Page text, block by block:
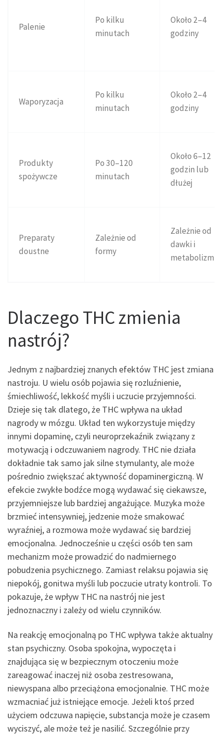
Palenie
Po kilku
minutach
Około 2–4
godziny
Waporyzacja
Po kilku
minutach
Około 2–4
godziny
Produkty
spożywcze
Po 30–120
minutach
Około 6–12
godzin lub
dłużej
Preparaty
doustne
Zależnie od
formy
Zależnie od
dawki i
metabolizmu
Dlaczego THC zmienia
nastrój?
Jednym z najbardziej znanych efektów THC jest zmiana
nastroju. U wielu osób pojawia się rozluźnienie,
śmiechliwość, lekkość myśli i uczucie przyjemności.
Dzieje się tak dlatego, że THC wpływa na układ
nagrody w mózgu. Układ ten wykorzystuje między
innymi dopaminę, czyli neuroprzekaźnik związany z
motywacją i odczuwaniem nagrody. THC nie działa
dokładnie tak samo jak silne stymulanty, ale może
pośrednio zwiększać aktywność dopaminergiczną. W
efekcie zwykłe bodźce mogą wydawać się ciekawsze,
przyjemniejsze lub bardziej angażujące. Muzyka może
brzmieć intensywniej, jedzenie może smakować
wyraźniej, a rozmowa może wydawać się bardziej
emocjonalna. Jednocześnie u części osób ten sam
mechanizm może prowadzić do nadmiernego
pobudzenia psychicznego. Zamiast relaksu pojawia się
niepokój, gonitwa myśli lub poczucie utraty kontroli. To
pokazuje, że wpływ THC na nastrój nie jest
jednoznaczny i zależy od wielu czynników.
Na reakcję emocjonalną po THC wpływa także aktualny
stan psychiczny. Osoba spokojna, wypoczęta i
znajdująca się w bezpiecznym otoczeniu może
zareagować inaczej niż osoba zestresowana,
niewyspana albo przeciążona emocjonalnie. THC może
wzmacniać już istniejące emocje. Jeżeli ktoś przed
użyciem odczuwa napięcie, substancja może je czasem
wyciszyć, ale może też je nasilić. Szczególnie przy